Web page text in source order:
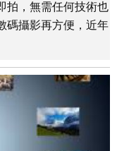
拍，無需任何技術也
碼攝影再方便，近年